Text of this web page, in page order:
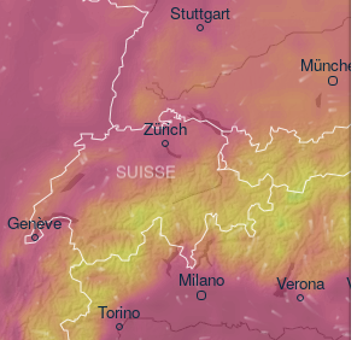
Milano
Torino
Stuttgart
Genève
Verona
Zürich
SUISSE
München